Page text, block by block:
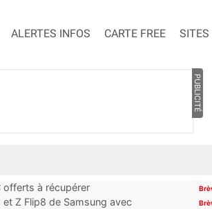
ALERTES INFOS CARTE FREE SITES
PUBLICITÉ
offerts à récupérer
Z Flip8 de Samsung avec